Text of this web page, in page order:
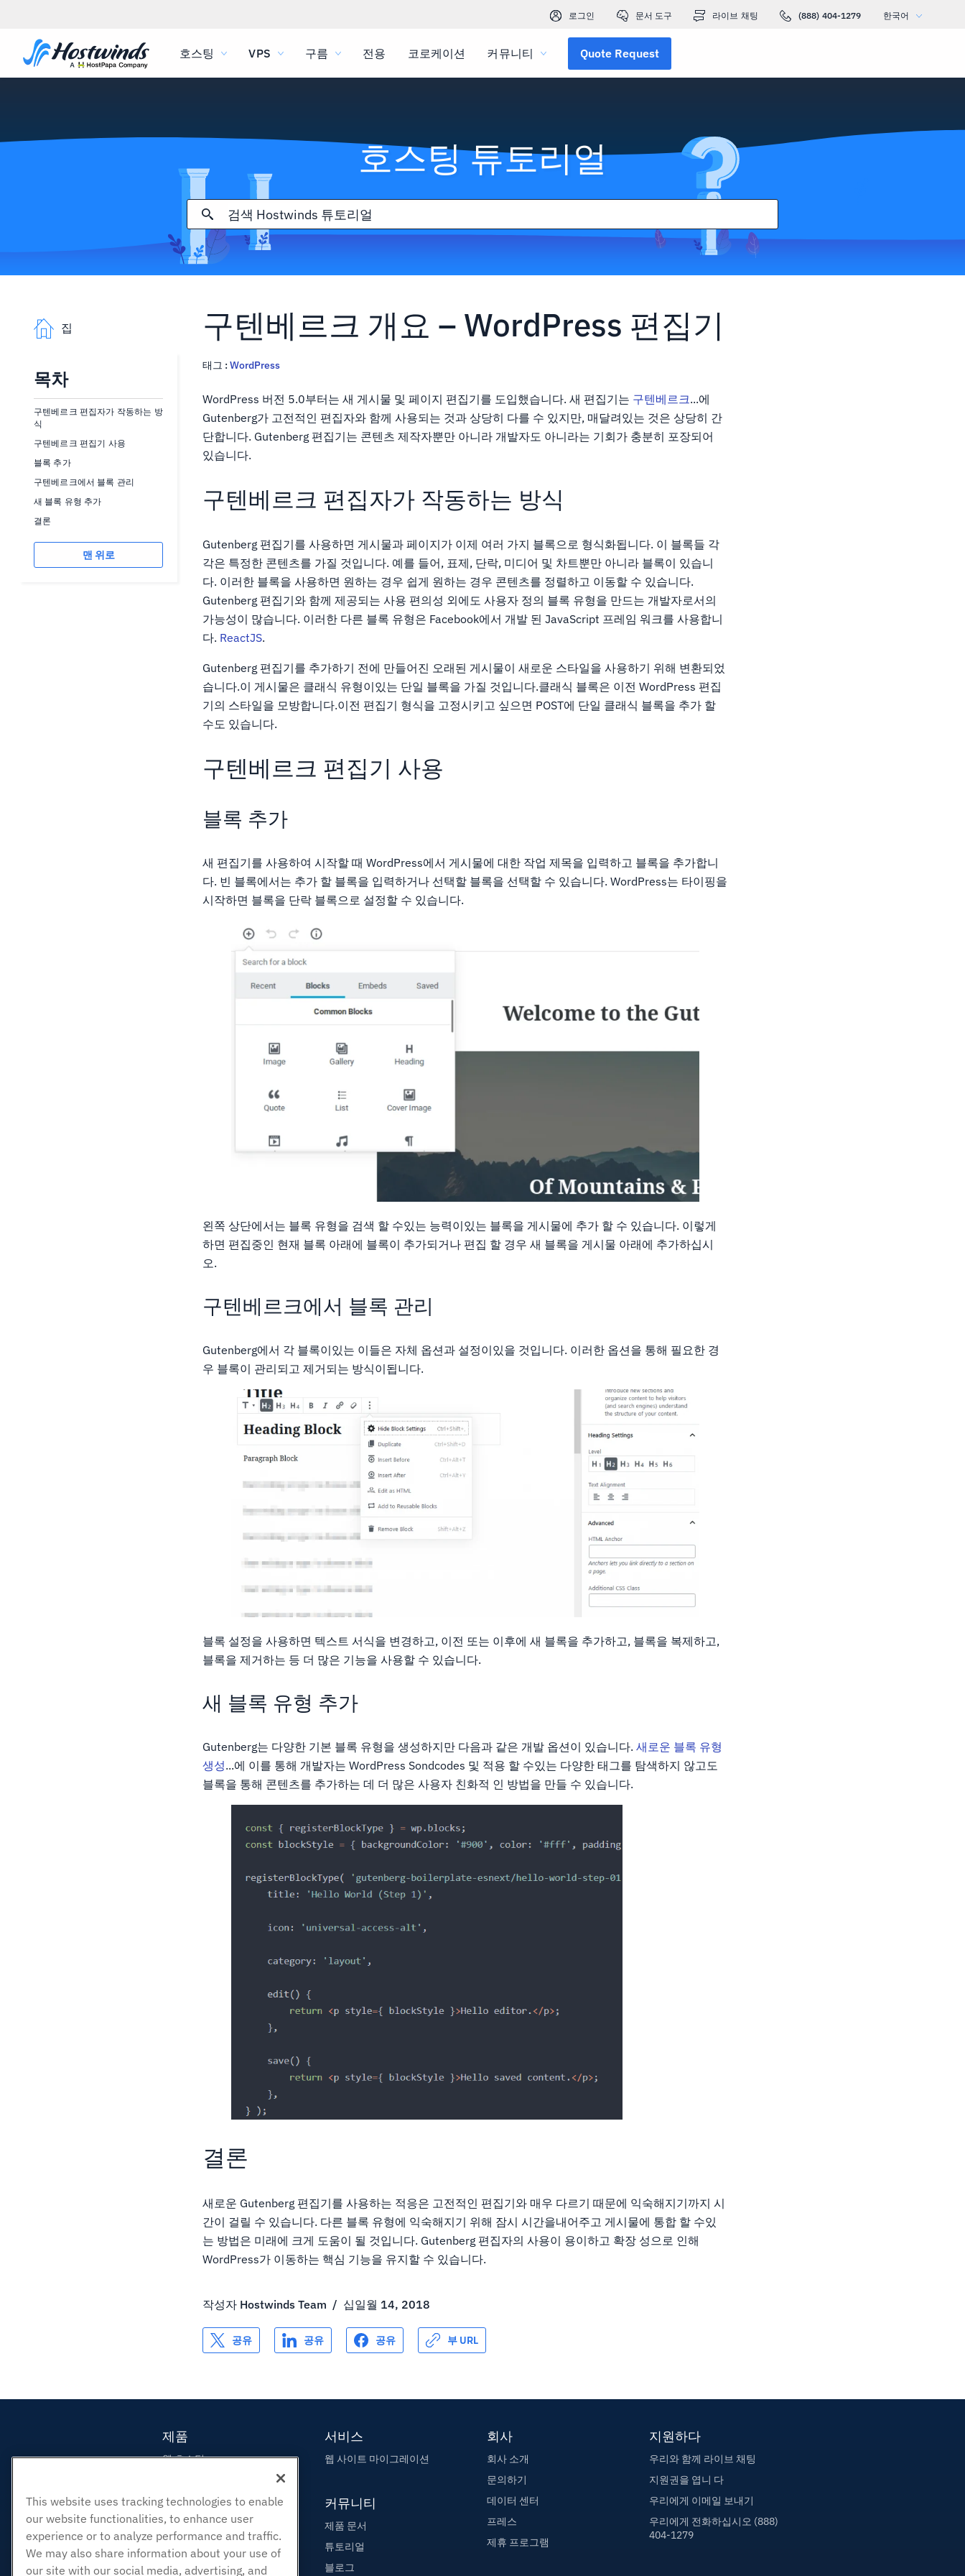
로그인 문서 도구 라이브 채팅 (888) 404-1279 한국어
호스팅 VPS 구름 전용 코로케이션 커뮤니티 Quote Request
호스팅 튜토리얼
집
목차
구텐베르크 편집자가 작동하는 방
식
구텐베르크 편집기 사용
블록 추가
구텐베르크에서 블록 관리
새 블록 유형 추가
결론
맨 위로
구텐베르크 개요 – WordPress 편집기
태그 : WordPress
WordPress 버전 5.0부터는 새 게시물 및 페이지 편집기를 도입했습니다. 새 편집기는 구텐베르크...에
Gutenberg가 고전적인 편집자와 함께 사용되는 것과 상당히 다를 수 있지만, 매달려있는 것은 상당히 간
단합니다. Gutenberg 편집기는 콘텐츠 제작자뿐만 아니라 개발자도 아니라는 기회가 충분히 포장되어
있습니다.
구텐베르크 편집자가 작동하는 방식
Gutenberg 편집기를 사용하면 게시물과 페이지가 이제 여러 가지 블록으로 형식화됩니다. 이 블록들 각
각은 특정한 콘텐츠를 가질 것입니다. 예를 들어, 표제, 단락, 미디어 및 차트뿐만 아니라 블록이 있습니
다. 이러한 블록을 사용하면 원하는 경우 쉽게 원하는 경우 콘텐츠를 정렬하고 이동할 수 있습니다.
Gutenberg 편집기와 함께 제공되는 사용 편의성 외에도 사용자 정의 블록 유형을 만드는 개발자로서의
가능성이 많습니다. 이러한 다른 블록 유형은 Facebook에서 개발 된 JavaScript 프레임 워크를 사용합니
다. ReactJS.
Gutenberg 편집기를 추가하기 전에 만들어진 오래된 게시물이 새로운 스타일을 사용하기 위해 변환되었
습니다.이 게시물은 클래식 유형이있는 단일 블록을 가질 것입니다.클래식 블록은 이전 WordPress 편집
기의 스타일을 모방합니다.이전 편집기 형식을 고정시키고 싶으면 POST에 단일 클래식 블록을 추가 할
수도 있습니다.
구텐베르크 편집기 사용
블록 추가
새 편집기를 사용하여 시작할 때 WordPress에서 게시물에 대한 작업 제목을 입력하고 블록을 추가합니
다. 빈 블록에서는 추가 할 블록을 입력하거나 선택할 블록을 선택할 수 있습니다. WordPress는 타이핑을
시작하면 블록을 단락 블록으로 설정할 수 있습니다.
왼쪽 상단에서는 블록 유형을 검색 할 수있는 능력이있는 블록을 게시물에 추가 할 수 있습니다. 이렇게
하면 편집중인 현재 블록 아래에 블록이 추가되거나 편집 할 경우 새 블록을 게시물 아래에 추가하십시
오.
구텐베르크에서 블록 관리
Gutenberg에서 각 블록이있는 이들은 자체 옵션과 설정이있을 것입니다. 이러한 옵션을 통해 필요한 경
우 블록이 관리되고 제거되는 방식이됩니다.
블록 설정을 사용하면 텍스트 서식을 변경하고, 이전 또는 이후에 새 블록을 추가하고, 블록을 복제하고,
블록을 제거하는 등 더 많은 기능을 사용할 수 있습니다.
새 블록 유형 추가
Gutenberg는 다양한 기본 블록 유형을 생성하지만 다음과 같은 개발 옵션이 있습니다.새로운 블록 유형
생성...에 이를 통해 개발자는 WordPress Sondcodes 및 적용 할 수있는 다양한 태그를 탐색하지 않고도
블록을 통해 콘텐츠를 추가하는 데 더 많은 사용자 친화적 인 방법을 만들 수 있습니다.
결론
새로운 Gutenberg 편집기를 사용하는 적응은 고전적인 편집기와 매우 다르기 때문에 익숙해지기까지 시
간이 걸릴 수 있습니다. 다른 블록 유형에 익숙해지기 위해 잠시 시간을내어주고 게시물에 통합 할 수있
는 방법은 미래에 크게 도움이 될 것입니다. Gutenberg 편집자의 사용이 용이하고 확장 성으로 인해
WordPress가 이동하는 핵심 기능을 유지할 수 있습니다.
작성자 Hostwinds Team / 십일월 14, 2018
공유 공유 공유 부 URL
제품
웹 호스팅
리셀러 호스팅
화이트 라벨 리셀러
관리되는 리눅스 VPS
관리되지 않는 리눅스 VPS
서비스
웹 사이트 마이그레이션
커뮤니티
제품 문서
튜토리얼
블로그
회사
회사 소개
문의하기
데이터 센터
프레스
제휴 프로그램
지원하다
우리와 함께 라이브 채팅
지원권을 엽니 다
우리에게 이메일 보내기
우리에게 전화하십시오 (888)
404-1279
This website uses tracking technologies to enable
our website functionalities, to enhance user
experience or to analyze performance and traffic.
We may also share information about your use of
our site with our social media, advertising, and